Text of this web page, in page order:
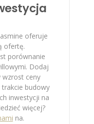
oferuje
ofertę.
porównanie
Dodaj
wzrost ceny
budowy
inwestycji na
więcej?
na.